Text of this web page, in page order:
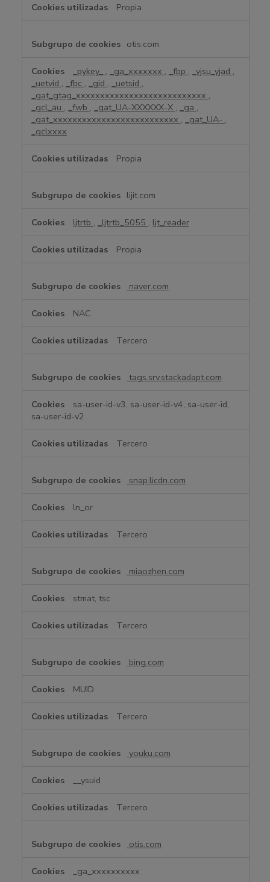
Propia
otis.com
_pykey_ , _ga_xxxxxxx , _fbp , _yjsu_yjad ,
_uetvid , _fbc , _gid , _uetsid ,
_gat_gtag_xxxxxxxxxxxxxxxxxxxxxxxxxxx ,
_gcl_au , _fwb , _gat_UA-XXXXXX-X , _ga ,
_gat_xxxxxxxxxxxxxxxxxxxxxxxxxx , _gat_UA- ,
_gclxxxx
Propia
lijit.com
ljtrtb , _ljtrtb_5055 , ljt_reader
Propia
naver.com
NAC
Tercero
tags.srv.stackadapt.com
sa-user-id-v3, sa-user-id-v4, sa-user-id,
sa-user-id-v2
Tercero
snap.licdn.com
ln_or
Tercero
miaozhen.com
stmat, tsc
Tercero
bing.com
MUID
Tercero
youku.com
__ysuid
Tercero
otis.com
_ga_xxxxxxxxxx